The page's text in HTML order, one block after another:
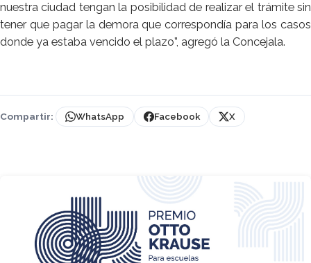
nuestra ciudad tengan la posibilidad de realizar el trámite sin
tener que pagar la demora que correspondía para los casos
donde ya estaba vencido el plazo”, agregó la Concejala.
Compartir: WhatsApp Facebook X